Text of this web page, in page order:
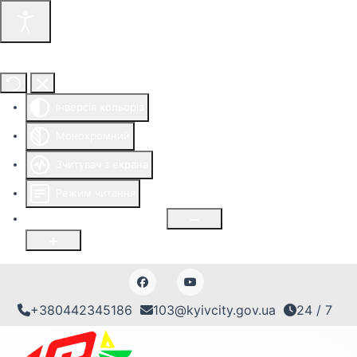
+380442345186 103@kyivcity.gov.ua 24 / 7